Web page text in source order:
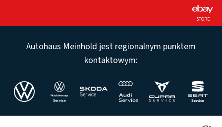
STORE
Autohaus Meinhold jest regionalnym punktem
kontaktowym: